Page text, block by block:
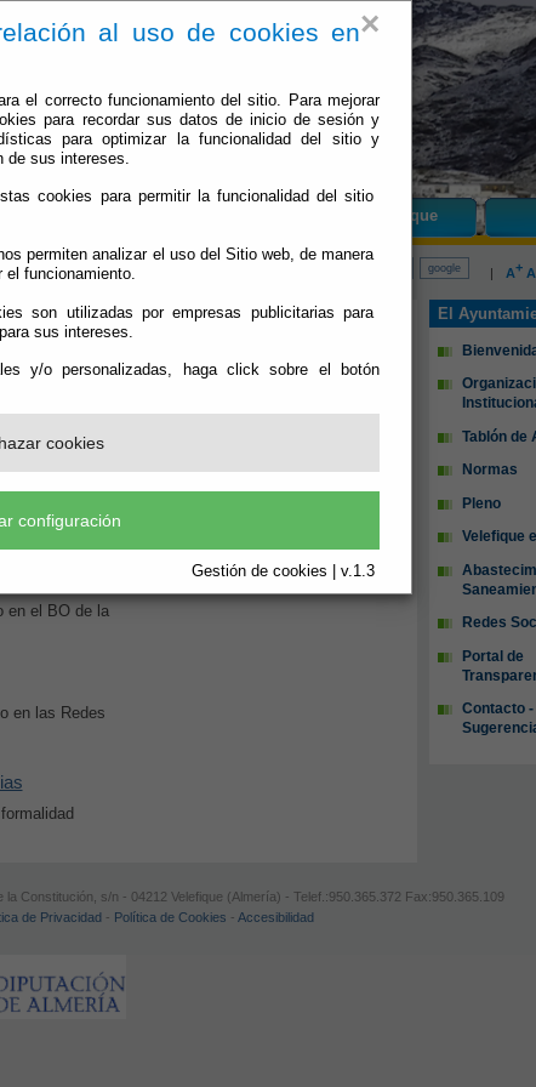
×
al uso de cookies en
el correcto funcionamiento del sitio. Para mejorar
para recordar sus datos de inicio de sesión y
para optimizar la funcionalidad del sitio y
de sus intereses.
cookies para permitir la funcionalidad del sitio
permiten analizar el uso del Sitio web, de manera
el funcionamiento.
son utilizadas por empresas publicitarias para
sus intereses.
y/o personalizadas, haga click sobre el botón
cookies
configuración
Gestión de cookies | v.1.3
Velefique
| A+ A
El
Tablón de
Normas
Pleno
Velefique
Redes
Portal de
Contacto -
en el BO de la
en las Redes
la Constitución, s/n - 04212 Velefique (Almería) - Telef.:950.365.372 Fax:950.365.109
de Privacidad - Política de Cookies - Accesibilidad